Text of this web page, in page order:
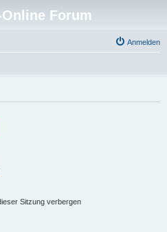
Forum
Anmelden
Sitzung verbergen